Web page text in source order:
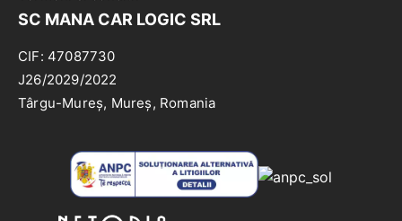
SC MANA CAR LOGIC SRL
CIF: 47087730
J26/2029/2022
Târgu-Mureș, Mureș, Romania